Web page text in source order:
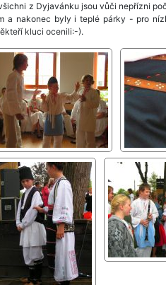
z Dyjavánku jsou vůči nepřízni
a nakonec byly i teplé párky - pro
kluci ocenili:-).